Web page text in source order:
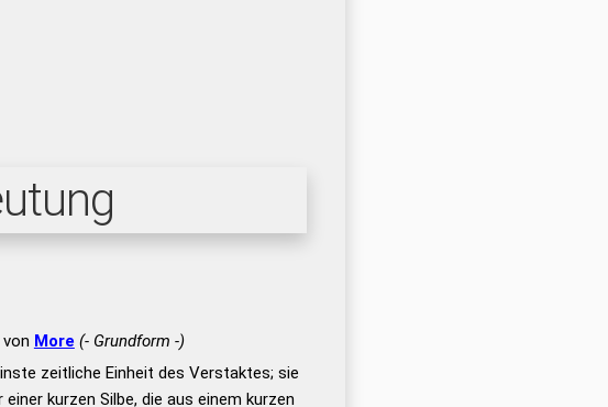
More (- Grundform -)
zeitliche Einheit des Verstaktes; sie
einer kurzen Silbe, die aus einem kurzen